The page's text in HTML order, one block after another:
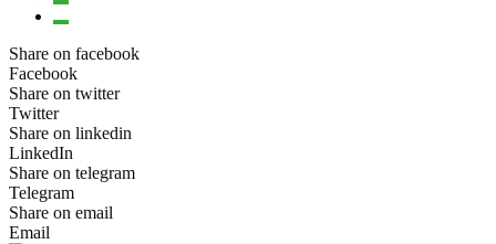
Share on facebook
Facebook
Share on twitter
Twitter
Share on linkedin
LinkedIn
Share on telegram
Telegram
Share on email
Email